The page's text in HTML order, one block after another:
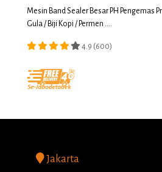
Mesin Band Sealer Besar PH Pengemas
Gula / Biji Kopi / Permen ....
4.9 (600)
Jakarta